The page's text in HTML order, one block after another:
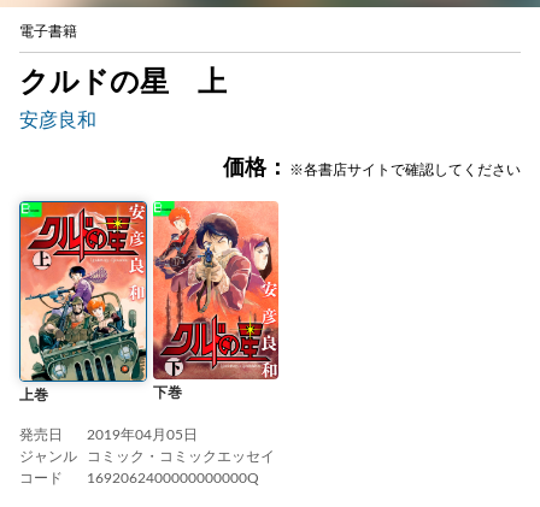
電子書籍
クルドの星 上
安彦良和
価格： ※各書店サイトで確認してください
上巻 下巻
発売日
2019年04月05日
ジャンル
コミック・コミックエッセイ
コード
1692062400000000000Q